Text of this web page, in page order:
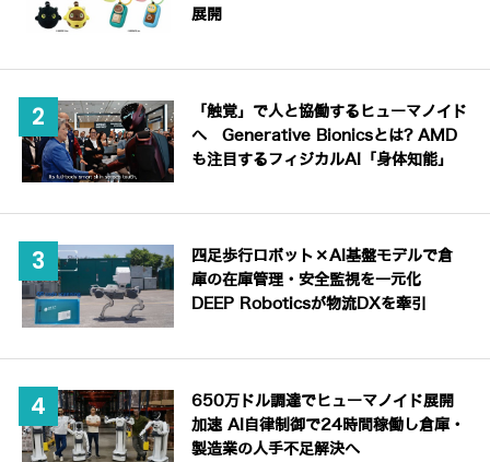
展開
「触覚」で人と協働するヒューマノイド
へ Generative Bionicsとは? AMD
も注目するフィジカルAI「身体知能」
四足歩行ロボット×AI基盤モデルで倉
庫の在庫管理・安全監視を一元化
DEEP Roboticsが物流DXを牽引
650万ドル調達でヒューマノイド展開
加速 AI自律制御で24時間稼働し倉庫・
製造業の人手不足解決へ